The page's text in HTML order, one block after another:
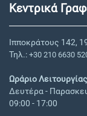
Κεντρικά
Ιπποκράτους 142,
Τηλ.: +30 210 6630
Ωράριο
Δευτέρα -
09:00 - 17:00